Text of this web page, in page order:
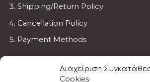
Διαχείριση
Cookies
Shipping/Return Policy
Cancellation Policy
Payment Methods
BECOME AN INSTRUCTOR